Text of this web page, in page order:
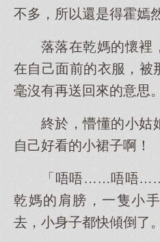
不多，所以還是得霍嫣
落落在乾媽的懷裡
在自己面前的衣服，被
毫沒有再送回來的意思。
終於，懵懂的小姑
自己好看的小裙子啊！
「唔唔……唔唔
乾媽的肩膀，一隻小
去，小身子都快傾倒了。